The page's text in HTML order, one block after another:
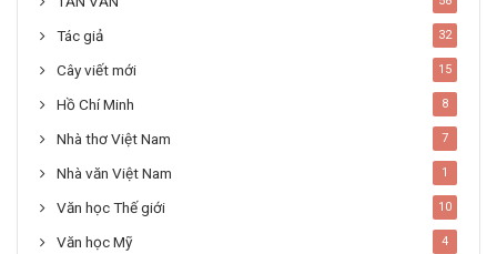
Tác giả 32
Cây viết mới 15
Hồ Chí Minh 8
Nhà thơ Việt Nam 7
Nhà văn Việt Nam 1
Văn học Thế giới 10
Văn học Mỹ 4